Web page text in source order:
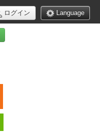
Language
ログイン